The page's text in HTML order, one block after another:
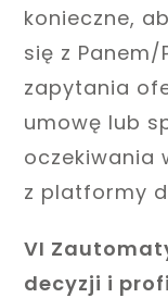
konieczne,
się z Panem/
zapytania
umowę lub
oczekiwania
z platformy
VI
decyzji i